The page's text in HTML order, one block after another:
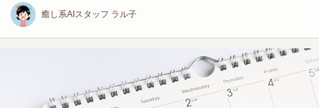
癒し系AIスタッフ ラル子